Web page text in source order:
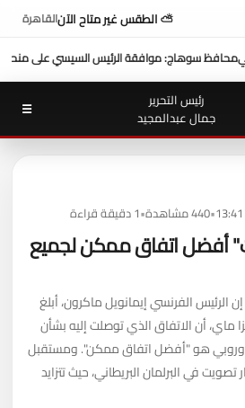
⛅ الطقس غير متاح الآنالقاهرة
تعزز التنمية بالمحافظة
رئيس التحرير
جمال عبدالمجيد
☰
•440 مشاهدة •1 دقيقة قراءة
أفضل اتفاق ممكن لجميع
الرئيس الفرنسي إيمانويل ماكرون، أبلغ
ماي، أن الاتفاق الذي توصلت إليه بشأن
الأوروبي هو "أفضل اتفاق ممكن". ومستقبل
في البرلمان البريطاني، حيث تتزايد